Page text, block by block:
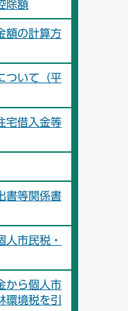
除額
額の計算方
ついて（平
宅借入金等
書等関係書
人市民税・
から個人市
環境税を引